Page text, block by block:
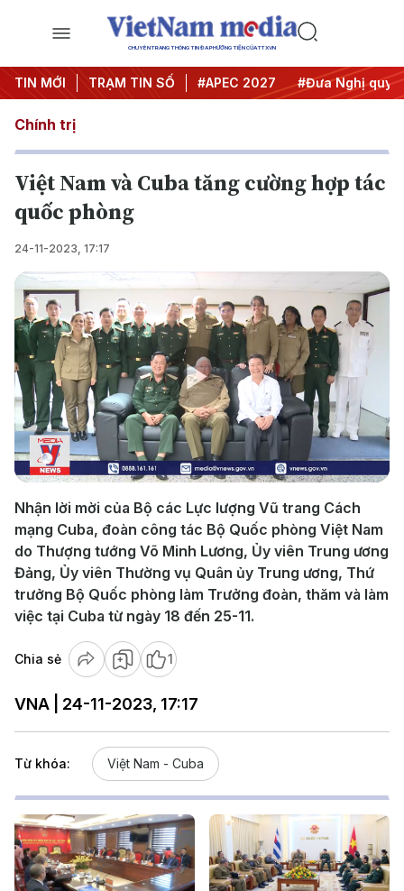
CHUYÊN TRANG THÔNG TIN ĐA PHƯƠNG TIỆN CỦA TTXVN
TIN MỚI TRẠM TIN SỐ
#Hội nghị Trung ương 3 #APEC 2027 #Đưa Nghị quyết
Chính trị
Việt Nam và Cuba tăng cường hợp tác
quốc phòng
24-11-2023, 17:17
Play
Video
Nhận lời mời của Bộ các Lực lượng Vũ trang Cách
mạng Cuba, đoàn công tác Bộ Quốc phòng Việt Nam
do Thượng tướng Võ Minh Lương, Ủy viên Trung ương
Đảng, Ủy viên Thường vụ Quân ủy Trung ương, Thứ
trưởng Bộ Quốc phòng làm Trưởng đoàn, thăm và làm
việc tại Cuba từ ngày 18 đến 25-11.
Chia sẻ 1
VNA | 24-11-2023, 17:17
Từ khóa: Việt Nam - Cuba